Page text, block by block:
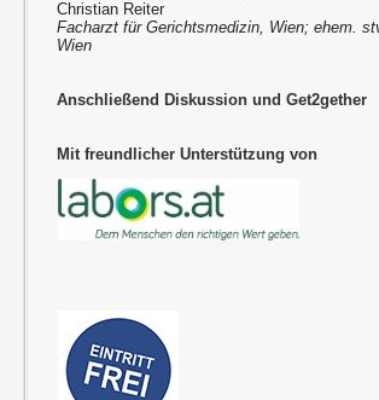
Christian Reiter
Facharzt für Gerichtsmedizin, Wien; ehem.
Wien
Anschließend Diskussion und Get2gether
Mit freundlicher Unterstützung von